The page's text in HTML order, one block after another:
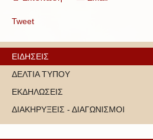
Tweet
ΕΙΔΗΣΕΙΣ
ΔΕΛΤΙΑ ΤΥΠΟΥ
ΕΚΔΗΛΩΣΕΙΣ
ΔΙΑΚΗΡΥΞΕΙΣ - ΔΙΑΓΩΝΙΣΜΟΙ